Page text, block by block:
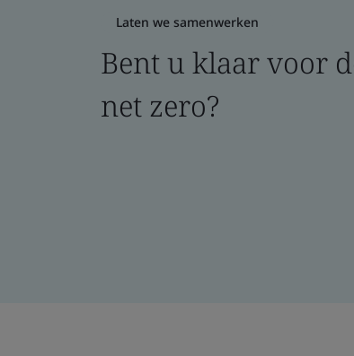
Laten we samenwerken
Bent u klaar voor
net zero?